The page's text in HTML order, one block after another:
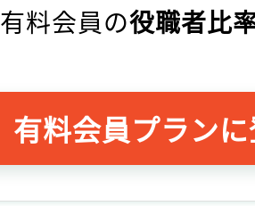
有料会員の役職者比
有料会員プラン